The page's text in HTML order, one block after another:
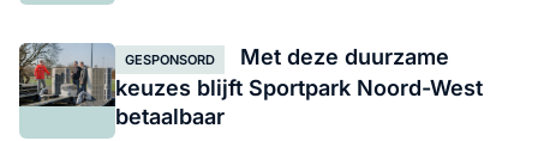
GESPONSORD
Met deze duurzame
keuzes blijft Sportpark Noord-West
betaalbaar